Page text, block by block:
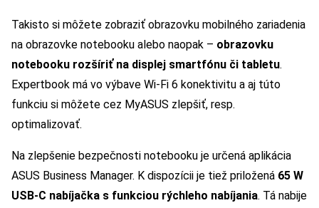
Takisto si môžete zobraziť obrazovku mobilného zariadenia
na obrazovke notebooku alebo naopak – obrazovku
notebooku rozšíriť na displej smartfónu či tabletu.
Expertbook má vo výbave Wi-Fi 6 konektivitu a aj túto
funkciu si môžete cez MyASUS zlepšiť, resp.
optimalizovať.
Na zlepšenie bezpečnosti notebooku je určená aplikácia
ASUS Business Manager. K dispozícii je tiež priložená 65 W
USB-C nabíjačka s funkciou rýchleho nabíjania. Tá nabije